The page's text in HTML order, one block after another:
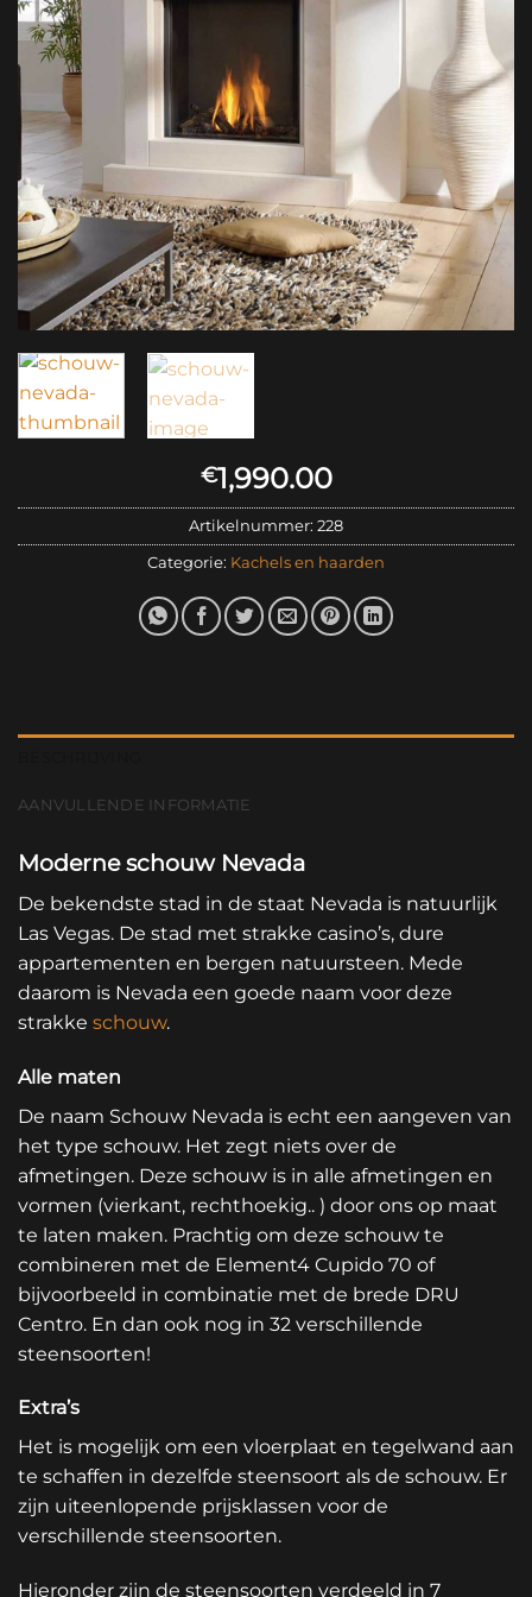
€1,990.00
Artikelnummer: 228
Categorie: Kachels en haarden
AANVULLENDE INFORMATIE
Moderne schouw Nevada
De bekendste stad in de staat Nevada is natuurlijk
Las Vegas. De stad met strakke casino’s, dure
appartementen en bergen natuursteen. Mede
daarom is Nevada een goede naam voor deze
strakke schouw.
Alle maten
De naam Schouw Nevada is echt een aangeven van
het type schouw. Het zegt niets over de
afmetingen. Deze schouw is in alle afmetingen en
vormen (vierkant, rechthoekig.. ) door ons op maat
te laten maken. Prachtig om deze schouw te
combineren met de Element4 Cupido 70 of
bijvoorbeeld in combinatie met de brede DRU
Centro. En dan ook nog in 32 verschillende
steensoorten!
Extra’s
Het is mogelijk om een vloerplaat en tegelwand aan
te schaffen in dezelfde steensoort als de schouw. Er
zijn uiteenlopende prijsklassen voor de
verschillende steensoorten.
Hieronder zijn de steensoorten verdeeld in 7